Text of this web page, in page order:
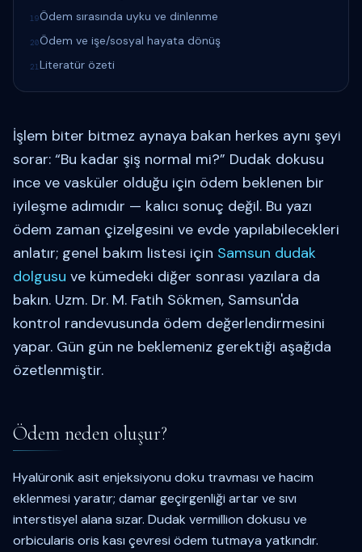
19Ödem sırasında uyku ve dinlenme
20Ödem ve işe/sosyal hayata dönüş
21Literatür özeti
İşlem biter bitmez aynaya bakan herkes aynı şeyi
sorar: “Bu kadar şiş normal mi?” Dudak dokusu
ince ve vasküler olduğu için ödem beklenen bir
iyileşme adımıdır — kalıcı sonuç değil. Bu yazı
ödem zaman çizelgesini ve evde yapılabilecekleri
anlatır; genel bakım listesi için Samsun dudak
dolgusu ve kümedeki diğer sonrası yazılara da
bakın. Uzm. Dr. M. Fatih Sökmen, Samsun'da
kontrol randevusunda ödem değerlendirmesini
yapar. Gün gün ne beklemeniz gerektiği aşağıda
özetlenmiştir.
Ödem neden oluşur?
Hyalüronik asit enjeksiyonu doku travması ve hacim
eklenmesi yaratır; damar geçirgenliği artar ve sıvı
interstisyel alana sızar. Dudak vermillion dokusu ve
orbicularis oris kası çevresi ödem tutmaya yatkındır.